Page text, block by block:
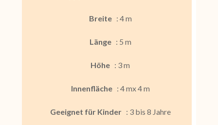
Breite: 4 m
Länge: 5 m
Höhe : 3 m
Innenfläche: 4 mx 4 m
Geeignet für Kinder: 3 bis 8 Jahre